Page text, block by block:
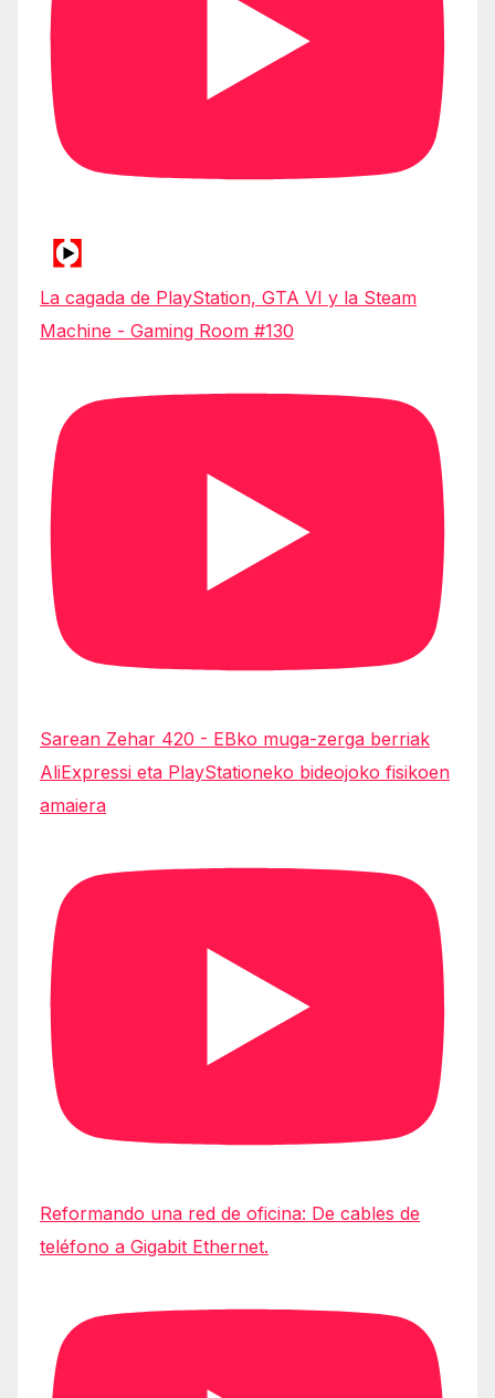
La cagada de PlayStation, GTA VI y la Steam
Machine - Gaming Room #130
Sarean Zehar 420 - EBko muga-zerga berriak
AliExpressi eta PlayStationeko bideojoko fisikoen
amaiera
Reformando una red de oficina: De cables de
teléfono a Gigabit Ethernet.